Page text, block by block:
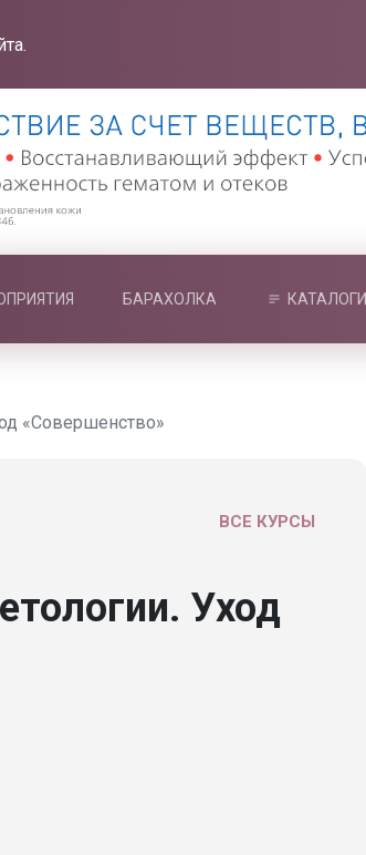
БАРАХОЛКА КАТАЛОГИ
«Совершенство»
ВСЕ КУРСЫ
Уход